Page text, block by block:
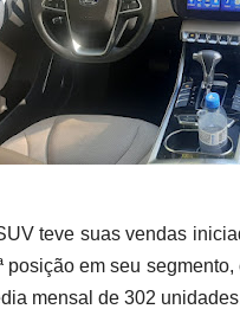
teve suas vendas
posição em seu
mensal de 302